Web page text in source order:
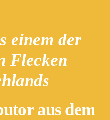
einem der
Flecken
aus dem